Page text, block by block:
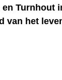
en Turnhout
van het